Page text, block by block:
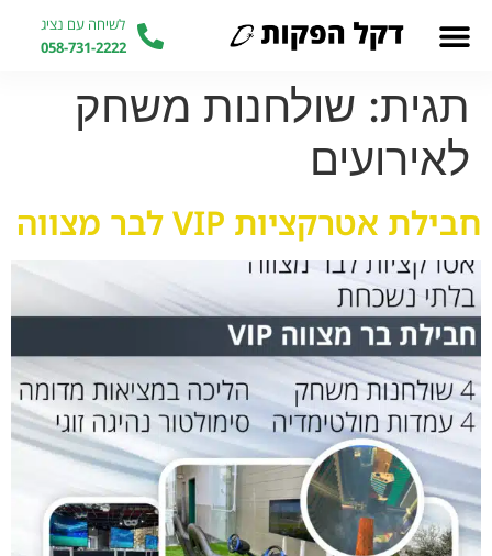
לשיחה עם נציג
058-731-2222
תגית: שולחנות משחק
לאירועים
חבילת אטרקציות VIP לבר מצווה